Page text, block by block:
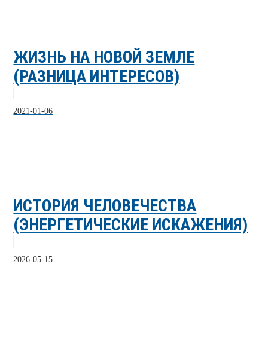
ЖИЗНЬ НА НОВОЙ ЗЕМЛЕ
(РАЗНИЦА ИНТЕРЕСОВ)
2021-01-06
ИСТОРИЯ ЧЕЛОВЕЧЕСТВА
(ЭНЕРГЕТИЧЕСКИЕ ИСКАЖЕНИЯ)
2026-05-15